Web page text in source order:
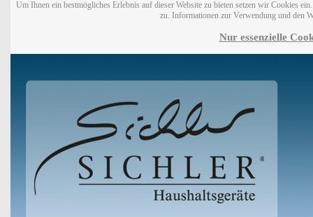
Um Ihnen ein bestmögliches Erlebnis auf dieser Website zu bieten setzen wir Cookies
zu. Informationen zur Verwendung und den
Nur essenzielle